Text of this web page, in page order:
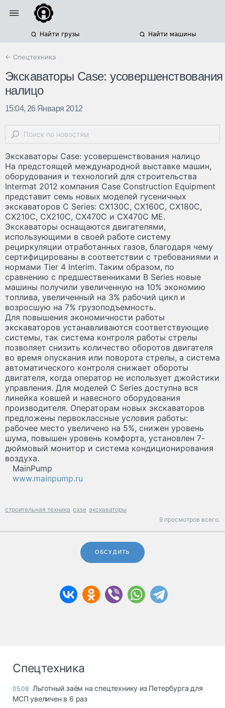
Найти грузы Найти машины
← Спецтехника
Экскаваторы Case: усовершенствования
налицо
15:04, 26 Января 2012
Экскаваторы Case: усовершенствования налицо
На предстоящей международной выставке машин,
оборудования и технологий для строительства
Intermat 2012 компания Case Construction Equipment
представит семь новых моделей гусеничных
экскаваторов C Series: CX130C, CX160C, CX180C,
CX210C, CX210C, CX470C и CX470C ME.
Экскаваторы оснащаются двигателями,
использующими в своей работе систему
рециркуляции отработанных газов, благодаря чему
сертифицированы в соответствии с требованиями и
нормами Tier 4 Interim. Таким образом, по
сравнению с предшественниками B Series новые
машины получили увеличенную на 10% экономию
топлива, увеличенный на 3% рабочий цикл и
возросшую на 7% грузоподъемность.
Для повышения экономичности работы
экскаваторов устанавливаются соответствующие
системы, так система контроля работы стрелы
позволяет снизить количество оборотов двигателя
во время опускания или поворота стрелы, а система
автоматического контроля снижает обороты
двигателя, когда оператор не использует джойстики
управления. Для моделей C Series доступна вся
линейка ковшей и навесного оборудования
производителя. Операторам новых экскаваторов
предложены первоклассные условия работы:
рабочее место увеличено на 5%, снижен уровень
шума, повышен уровень комфорта, установлен 7-
дюймовый монитор и система кондиционирования
воздуха.
MainPump
www.mainpump.ru
строительная техника case экскаваторы
9 просмотров всего.
ОБСУДИТЬ
Спецтехника
05.08 Льготный заём на спецтехнику из Петербурга для
МСП увеличен в 6 раз